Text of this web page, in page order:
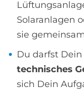
Solaranlagen
sie
Du darfst Dein
technisches
sich Dein